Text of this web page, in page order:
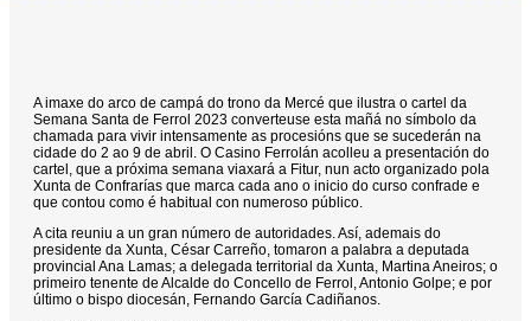
A imaxe do arco de campá do trono da Mercé que ilustra o cartel da
Semana Santa de Ferrol 2023 converteuse esta mañá no símbolo da
chamada para vivir intensamente as procesións que se sucederán na
cidade do 2 ao 9 de abril. O Casino Ferrolán acolleu a presentación do
cartel, que a próxima semana viaxará a Fitur, nun acto organizado pola
Xunta de Confrarías que marca cada ano o inicio do curso confrade e
que contou como é habitual con numeroso público.
A cita reuniu a un gran número de autoridades. Así, ademais do
presidente da Xunta, César Carreño, tomaron a palabra a deputada
provincial Ana Lamas; a delegada territorial da Xunta, Martina Aneiros; o
primeiro tenente de Alcalde do Concello de Ferrol, Antonio Golpe; e por
último o bispo diocesán, Fernando García Cadiñanos.